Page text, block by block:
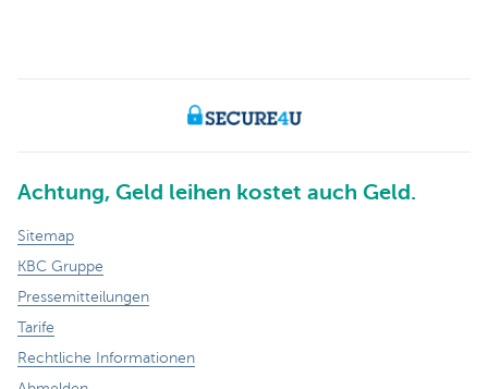
Achtung, Geld leihen kostet auch Geld.
Sitemap
KBC Gruppe
Pressemitteilungen
Tarife
Rechtliche Informationen